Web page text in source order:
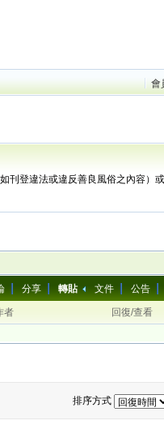
會
刊登違法或違反善良風俗之內容）
分享 轉貼 文件 公告
者 回復/查看
排序方式